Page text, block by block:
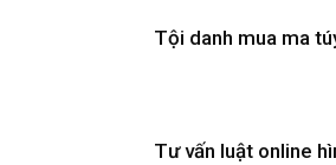
Tội danh mua ma
Tư vấn luật online